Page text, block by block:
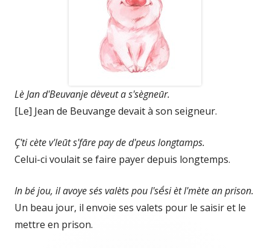
Lè Jan d'Beuvanje dèveut a s'sègneūr.
[Le] Jean de Beuvange devait à son seigneur.
Ç'ti cète v'leūt s'fāre pay de d'peus longtamps.
Celui-ci voulait se faire payer depuis longtemps.
In bé jou, il avoye sés valèts pou l'sḗsi èt l'mète an prison.
Un beau jour, il envoie ses valets pour le saisir et le
mettre en prison.